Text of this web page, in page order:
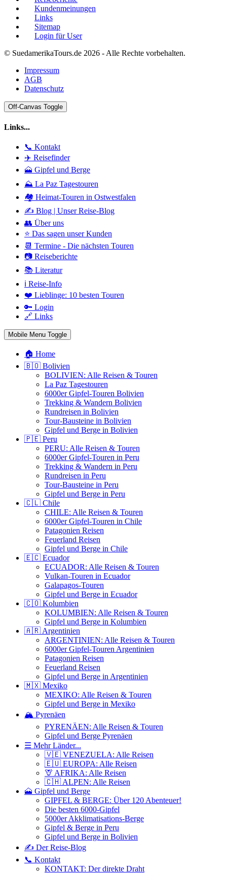
Kundenmeinungen
Links
Sitemap
Login für User
© SuedamerikaTours.de 2026 - Alle Rechte vorbehalten.
Impressum
AGB
Datenschutz
Off-Canvas Toggle
Links...
📞 Kontakt
✈️ Reisefinder
🗻 Gipfel und Berge
⛰️ La Paz Tagestouren
🏘️ Heimat-Touren in Ostwestfalen
✍️ Blog | Unser Reise-Blog
👥 Über uns
⭐ Das sagen unser Kunden
📆 Termine - Die nächsten Touren
📷 Reiseberichte
📚 Literatur
ℹ️ Reise-Info
❤️ Lieblinge: 10 besten Touren
🔑 Login
🔗 Links
Mobile Menu Toggle
🏠 Home
🇧🇴 Bolivien
BOLIVIEN: Alle Reisen & Touren
La Paz Tagestouren
6000er Gipfel-Touren Bolivien
Trekking & Wandern Bolivien
Rundreisen in Bolivien
Tour-Bausteine in Bolivien
Gipfel und Berge in Bolivien
🇵🇪 Peru
PERU: Alle Reisen & Touren
6000er Gipfel-Touren in Peru
Trekking & Wandern in Peru
Rundreisen in Peru
Tour-Bausteine in Peru
Gipfel und Berge in Peru
🇨🇱 Chile
CHILE: Alle Reisen & Touren
6000er Gipfel-Touren in Chile
Patagonien Reisen
Feuerland Reisen
Gipfel und Berge in Chile
🇪🇨 Ecuador
ECUADOR: Alle Reisen & Touren
Vulkan-Touren in Ecuador
Galapagos-Touren
Gipfel und Berge in Ecuador
🇨🇴 Kolumbien
KOLUMBIEN: Alle Reisen & Touren
Gipfel und Berge in Kolumbien
🇦🇷 Argentinien
ARGENTINIEN: Alle Reisen & Touren
6000er Gipfel-Touren Argentinien
Patagonien Reisen
Feuerland Reisen
Gipfel und Berge in Argentinien
🇲🇽 Mexiko
MEXIKO: Alle Reisen & Touren
Gipfel und Berge in Mexiko
🏔️ Pyrenäen
PYRENÄEN: Alle Reisen & Touren
Gipfel und Berge Pyrenäen
☰ Mehr Länder...
🇻🇪 VENEZUELA: Alle Reisen
🇪🇺 EUROPA: Alle Reisen
🦒 AFRIKA: Alle Reisen
🇨🇭 ALPEN: Alle Reisen
🗻 Gipfel und Berge
GIPFEL & BERGE: Über 120 Abenteuer!
Die besten 6000-Gipfel
5000er Akklimatisations-Berge
Gipfel & Berge in Peru
Gipfel und Berge in Bolivien
✍️ Der Reise-Blog
📞 Kontakt
KONTAKT: Der direkte Draht